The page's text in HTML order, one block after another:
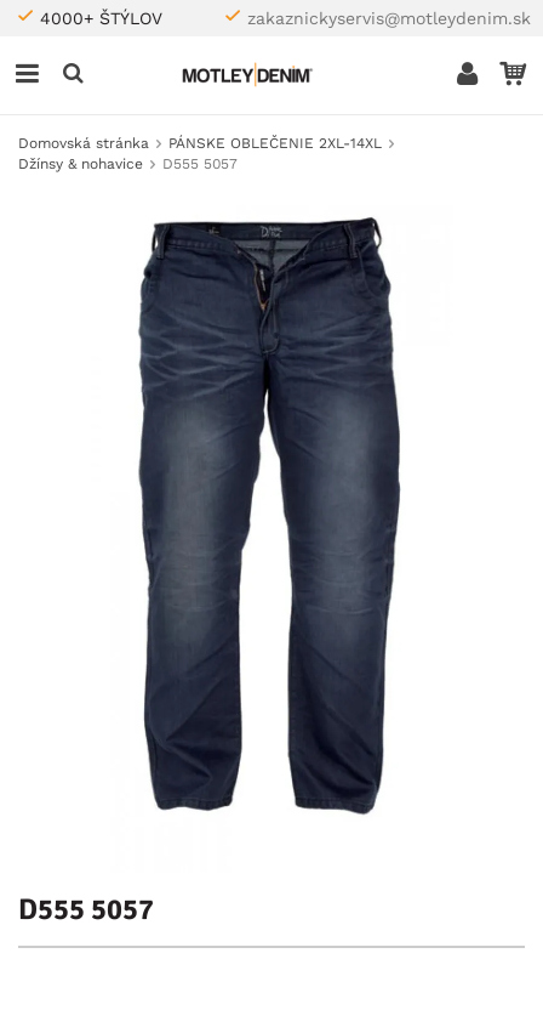
4000+ ŠTÝLOV zakaznickyservis@motleydenim.sk
Domovská stránka
PÁNSKE OBLEČENIE 2XL-14XL
Džínsy & nohavice
D555 5057
D555 5057